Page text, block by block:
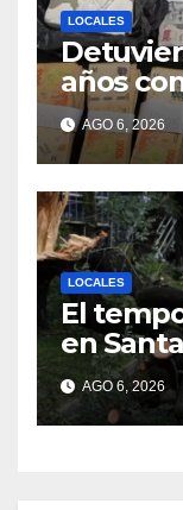
LOCALES
años
cocaína
AGO 6, 2026
LOCALES
El
en
AGO 6, 2026